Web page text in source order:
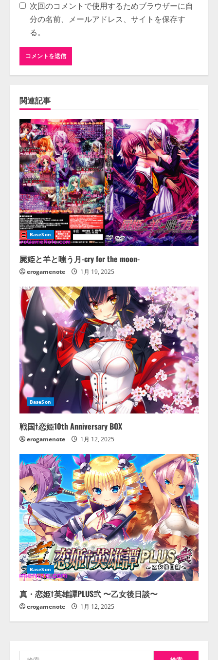
次回のコメントで使用するためブラウザーに自
分の名前、メールアドレス、サイトを保存す
る。
関連記事
BaseSon
屍姫と羊と嗤う月-cry for the moon-
erogamenote 1月 19, 2025
BaseSon
戦国†恋姫10th Anniversary BOX
erogamenote 1月 12, 2025
BaseSon
真・恋姫†英雄譚PLUS弐 〜乙女後日談〜
erogamenote 1月 12, 2025